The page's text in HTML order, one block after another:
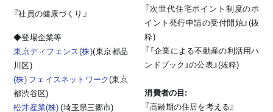
『社員の健康づくり』
◆登場企業等
東京ディフェンス(株)(東京都品
川区)
(株) フェイスネットワーク(東京
都渋谷区)
松井産業(株)(埼玉県三郷市)
『次世代住宅ポイント制度のポ
イント発行申請の受付開始』(抜
粋)
『「企業による不動産の利活用ハ
ンドブック」の公表』(抜粋)
消費者の目:
『高齢期の住居を考える』